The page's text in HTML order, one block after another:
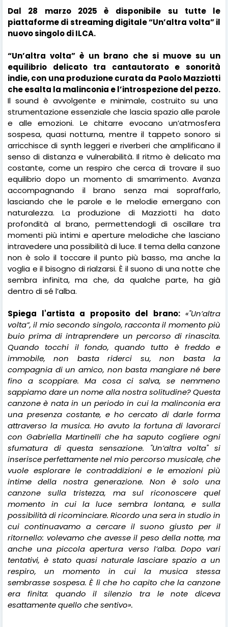
Dal 28 marzo 2025 è disponibile su tutte le
piattaforme di streaming digitale “Un’altra volta” il
nuovo singolo di ILCA.
“Un’altra volta” è un brano che si muove su un
equilibrio delicato tra cantautorato e sonorità
indie, con una produzione curata da Paolo Mazziotti
che esalta la malinconia e l’introspezione del pezzo.
Il sound è avvolgente e minimale, costruito su una
strumentazione essenziale che lascia spazio alle parole
e alle emozioni. Le chitarre evocano un’atmosfera
sospesa, quasi notturna, mentre il tappeto sonoro si
arricchisce di synth leggeri e riverberi che amplificano il
senso di distanza e vulnerabilità. Il ritmo è delicato ma
costante, come un respiro che cerca di trovare il suo
equilibrio dopo un momento di smarrimento. Avanza
accompagnando il brano senza mai sopraffarlo,
lasciando che le parole e le melodie emergano con
naturalezza. La produzione di Mazziotti ha dato
profondità al brano, permettendogli di oscillare tra
momenti più intimi e aperture melodiche che lasciano
intravedere una possibilità di luce. Il tema della canzone
non è solo il toccare il punto più basso, ma anche la
voglia e il bisogno di rialzarsi. È il suono di una notte che
sembra infinita, ma che, da qualche parte, ha già
dentro di sé l’alba.
Spiega l'artista a proposito del brano: «"Un’altra
volta”, il mio secondo singolo, racconta il momento più
buio prima di intraprendere un percorso di rinascita.
Quando tocchi il fondo, quando tutto è freddo e
immobile, non basta riderci su, non basta la
compagnia di un amico, non basta mangiare né bere
fino a scoppiare. Ma cosa ci salva, se nemmeno
sappiamo dare un nome alla nostra solitudine? Questa
canzone è nata in un periodo in cui la malinconia era
una presenza costante, e ho cercato di darle forma
attraverso la musica. Ho avuto la fortuna di lavorarci
con Gabriella Martinelli che ha saputo cogliere ogni
sfumatura di questa sensazione. "Un’altra volta" si
inserisce perfettamente nel mio percorso musicale, che
vuole esplorare le contraddizioni e le emozioni più
intime della nostra generazione. Non è solo una
canzone sulla tristezza, ma sul riconoscere quel
momento in cui la luce sembra lontana, e sulla
possibilità di ricominciare. Ricordo una sera in studio in
cui continuavamo a cercare il suono giusto per il
ritornello: volevamo che avesse il peso della notte, ma
anche una piccola apertura verso l’alba. Dopo vari
tentativi, è stato quasi naturale lasciare spazio a un
respiro, un momento in cui la musica stessa
sembrasse sospesa. È lì che ho capito che la canzone
era finita: quando il silenzio tra le note diceva
esattamente quello che sentivo».